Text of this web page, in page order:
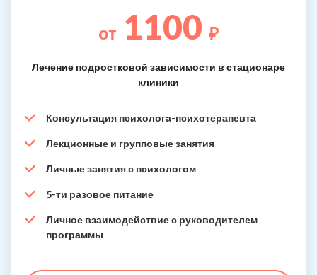
от 1100 ₽
Лечение подростковой зависимости в стационаре
клиники
Консультация психолога-психотерапевта
Лекционные и групповые занятия
Личные занятия с психологом
5-ти разовое питание
Личное взаимодействие с руководителем
программы